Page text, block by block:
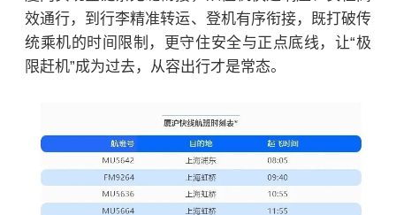
效通行，到行李精准转运、登机有序衔接，既打破传
统乘机的时间限制，更守住安全与正点底线，让“极
限赶机”成为过去，从容出行才是常态。